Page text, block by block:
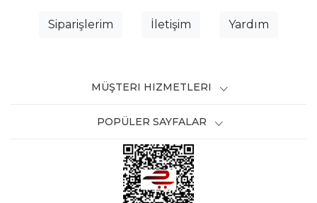
Siparişlerim İletişim Yardım
MÜŞTERI HIZMETLERI
POPÜLER SAYFALAR